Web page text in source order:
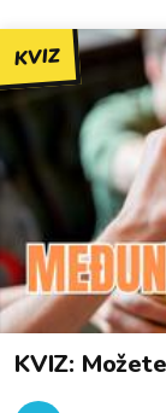
KVIZ
KVIZ: